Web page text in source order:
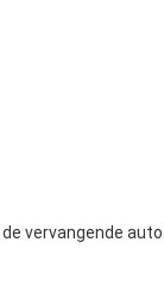
vervangende